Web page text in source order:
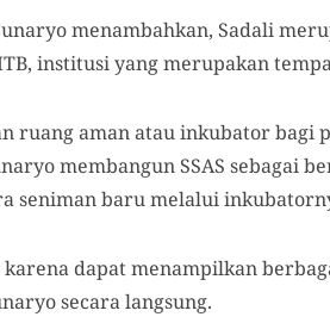
menambahkan, Sadali
institusi yang merupakan
ruang aman atau inkubator
membangun SSAS sebagai
seniman baru melalui
dapat menampilkan
secara langsung.